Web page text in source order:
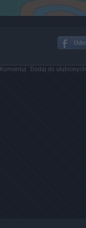
Komentuj Dodaj do ulubionych